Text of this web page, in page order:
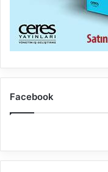
Facebook